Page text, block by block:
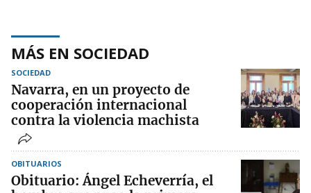
MÁS EN SOCIEDAD
SOCIEDAD
Navarra, en un proyecto de
cooperación internacional
contra la violencia machista
OBITUARIOS
Obituario: Ángel Echeverría, el